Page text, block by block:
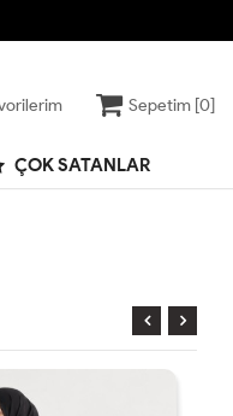
Sepetim [0]
ÇOK SATANLAR